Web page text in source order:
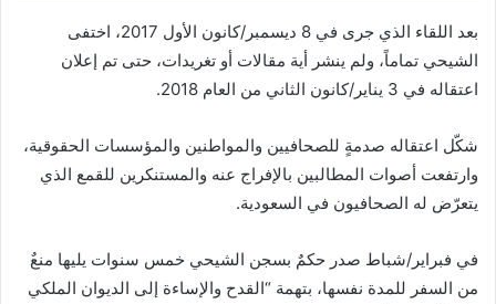
بعد اللقاء الذي جرى في 8 ديسمبر/كانون الأول 2017، اختفى
الشيحي تماماً، ولم ينشر أية مقالات أو تغريدات، حتى تم إعلان
اعتقاله في 3 يناير/كانون الثاني من العام 2018.
شكّل اعتقاله صدمةٍ للصحافيين والمواطنين والمؤسسات الحقوقية،
وارتفعت أصوات المطالبين بالإفراج عنه والمستنكرين للقمع الذي
يتعرّض له الصحافيون في السعودية.
في فبراير/شباط صدر حكمٌ بسجن الشيحي خمس سنوات يليها منعٌ
من السفر للمدة نفسها، بتهمة “القدح والإساءة إلى الديوان الملكي